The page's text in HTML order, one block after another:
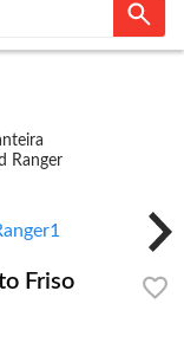
Ranger
Friso